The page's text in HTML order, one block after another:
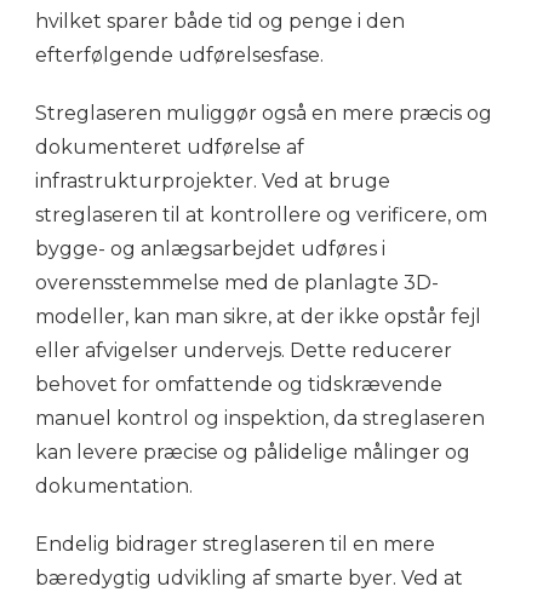
hvilket sparer både tid og penge i den
efterfølgende udførelsesfase.
Streglaseren muliggør også en mere præcis og
dokumenteret udførelse af
infrastrukturprojekter. Ved at bruge
streglaseren til at kontrollere og verificere, om
bygge- og anlægsarbejdet udføres i
overensstemmelse med de planlagte 3D-
modeller, kan man sikre, at der ikke opstår fejl
eller afvigelser undervejs. Dette reducerer
behovet for omfattende og tidskrævende
manuel kontrol og inspektion, da streglaseren
kan levere præcise og pålidelige målinger og
dokumentation.
Endelig bidrager streglaseren til en mere
bæredygtig udvikling af smarte byer. Ved at